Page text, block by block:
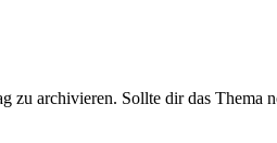
archivieren. Sollte dir das Thema